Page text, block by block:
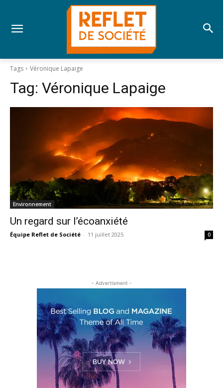
Tags Véronique Lapaige
Tag: Véronique Lapaige
Environnement
Un regard sur l’écoanxiété
Équipe Reflet de Société - 11 juillet 2025 0
- Advertisment -